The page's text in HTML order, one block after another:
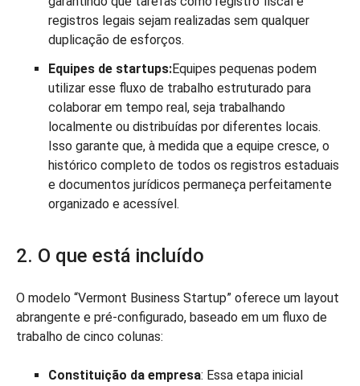
registros legais sejam realizadas sem qualquer
duplicação de esforços.
Equipes de startups:Equipes pequenas podem
utilizar esse fluxo de trabalho estruturado para
colaborar em tempo real, seja trabalhando
localmente ou distribuídas por diferentes locais.
Isso garante que, à medida que a equipe cresce, o
histórico completo de todos os registros estaduais
e documentos jurídicos permaneça perfeitamente
organizado e acessível.
2. O que está incluído
O modelo “Vermont Business Startup” oferece um layout
abrangente e pré-configurado, baseado em um fluxo de
trabalho de cinco colunas:
Constituição da empresa: Essa etapa inicial